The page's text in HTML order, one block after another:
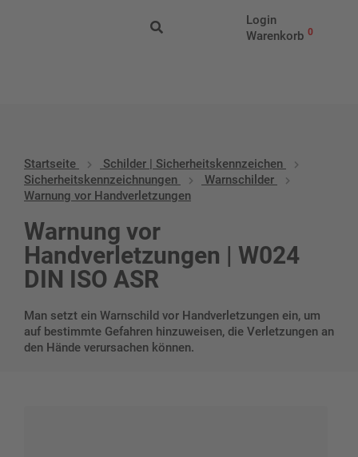
Login
Warenkorb 0
Sicherheitskennzeichnungen
Startseite
Schilder | Sicherheitskennzeichen
Sicherheitskennzeichnungen
Warnschilder
Warnung vor Handverletzungen
Warnung vor
Handverletzungen | W024
DIN ISO ASR
Man setzt ein Warnschild vor Handverletzungen ein, um
auf bestimmte Gefahren hinzuweisen, die Verletzungen an
den Hände verursachen können.